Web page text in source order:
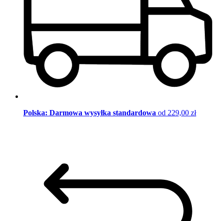
Polska: Darmowa wysyłka standardowa od 229,00 zł